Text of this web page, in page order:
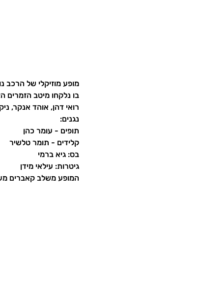
מופע מוזיקלי של הרכב
בו נלקחו מיטב הזמרים
רואי דהן, אוהד אנקר,
נגנים:
תופים - עומר כהן
קלידים - תומר טלשיר
בס: גיא ברמי
גיטרות: עילאי מידן
המופע משלב קאברים